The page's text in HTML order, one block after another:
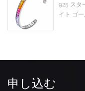
925 スタ
イト ゴ
申し込む